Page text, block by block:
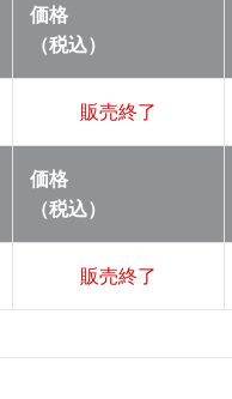
価格
（税込）
販売終了
価格
（税込）
販売終了